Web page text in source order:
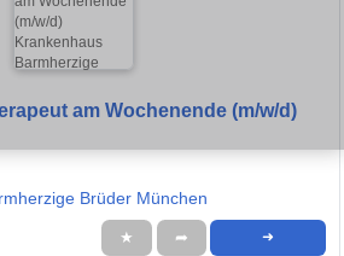
am Wochenende (m/w/d)
Brüder München
★ ➦ ➜